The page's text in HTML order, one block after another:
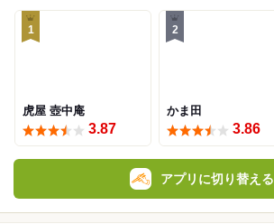
1
虎屋 壺中庵
3.87
2
かま田
3.86
アプリに切り替える